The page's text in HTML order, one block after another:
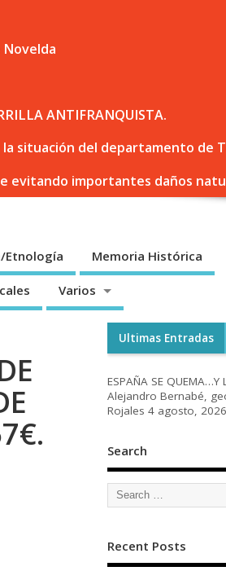
ANTIFRANQUISTA.
la situación del departamento de
evitando importantes daños
Etnología Memoria Histórica
Varios
Ultimas Entradas
ESPAÑA SE QUEMA…Y
Alejandro Bernabé,
Rojales 4 agosto, 2026
Search
Recent Posts